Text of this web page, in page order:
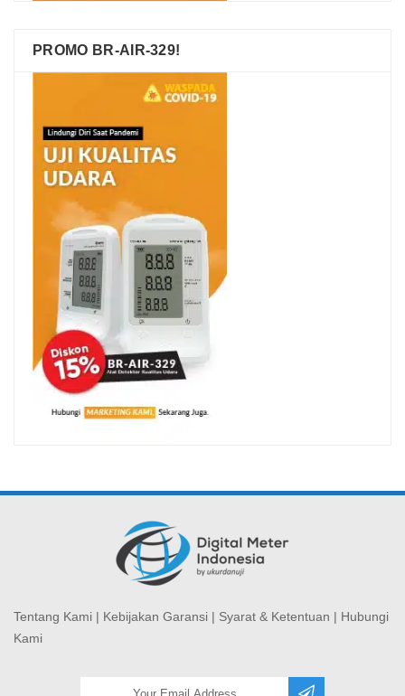
PROMO BR-AIR-329!
Tentang Kami | Kebijakan Garansi | Syarat & Ketentuan | Hubungi
Kami